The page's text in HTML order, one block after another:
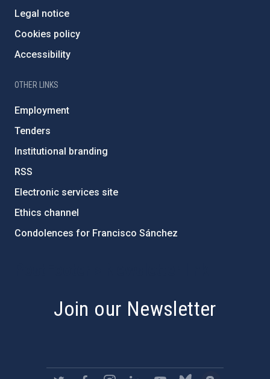
Legal notice
Cookies policy
Accessibility
OTHER LINKS
Employment
Tenders
Institutional branding
RSS
Electronic services site
Ethics channel
Condolences for Francisco Sánchez
Join our Newsletter